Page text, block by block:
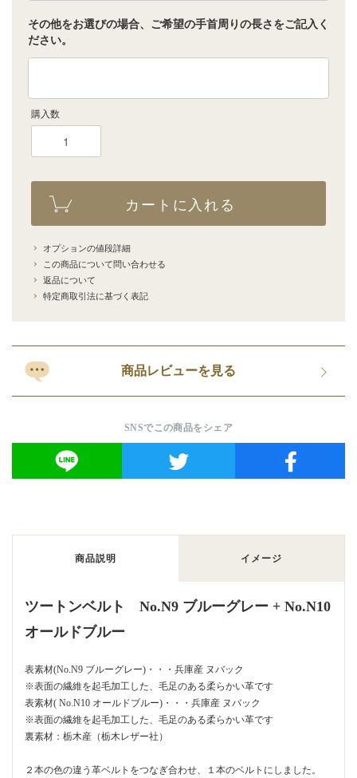
その他をお選びの場合、ご希望の手首周りの長さをご記入く
ださい。
購入数
カートに入れる
オプションの値段詳細
この商品について問い合わせる
返品について
特定商取引法に基づく表記
商品レビューを見る
SNSでこの商品をシェア
商品説明 イメージ
ツートンベルト No.N9 ブルーグレー + No.N10
オールドブルー
表素材(No.N9 ブルーグレー)・・・兵庫産 ヌバック
※表面の繊維を起毛加工した、毛足のある柔らかい革です
表素材( No.N10 オールドブルー)・・・兵庫産 ヌバック
※表面の繊維を起毛加工した、毛足のある柔らかい革です
裏素材：栃木産（栃木レザー社）
２本の色の違う革ベルトをつなぎ合わせ、１本のベルトにしました。